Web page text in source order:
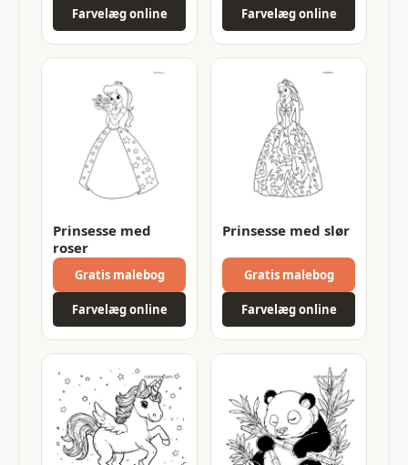
Farvelæg online Farvelæg online
Prinsesse med
roser
Gratis malebog
Farvelæg online
Prinsesse med slør
Gratis malebog
Farvelæg online